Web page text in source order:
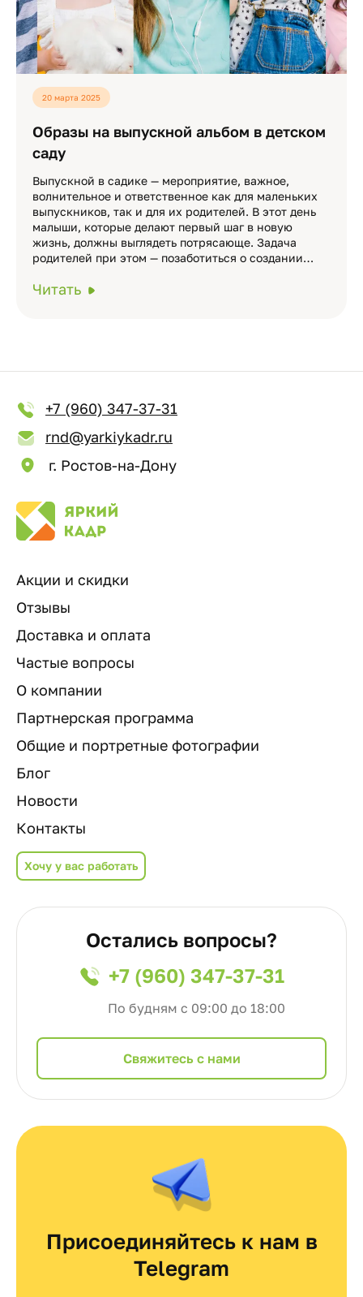
20 марта 2025
Образы на выпускной альбом в детском
саду
Выпускной в садике — мероприятие, важное,
волнительное и ответственное как для маленьких
выпускников, так и для их родителей. В этот день
малыши, которые делают первый шаг в новую
жизнь, должны выглядеть потрясающе. Задача
родителей при этом — позаботиться о создании…
Читать
+7 (960) 347-37-31
rnd@yarkiykadr.ru
г. Ростов-на-Дону
Акции и скидки
Отзывы
Доставка и оплата
Частые вопросы
О компании
Партнерская программа
Общие и портретные фотографии
Блог
Новости
Контакты
Хочу у вас работать
Остались вопросы?
+7 (960) 347-37-31
По будням с 09:00 до 18:00
Cвяжитесь с нами
Присоединяйтесь к нам в
Telegram